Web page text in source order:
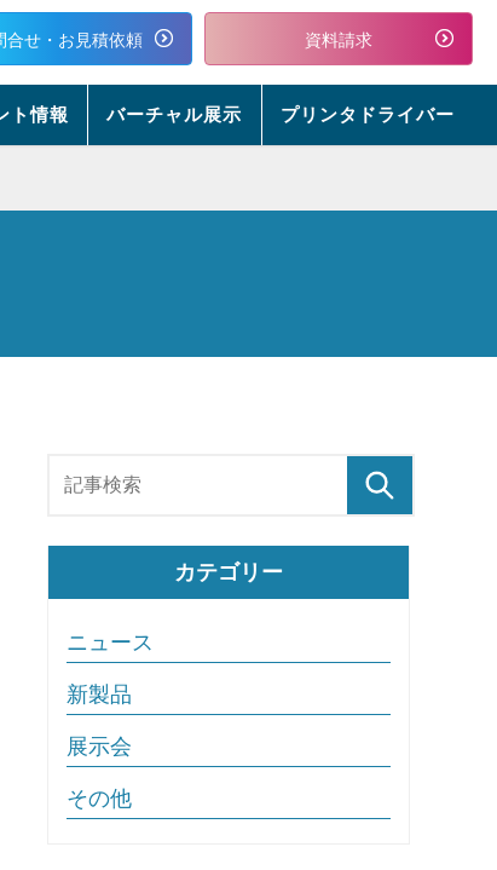
合せ・お見積依頼 資料請求
ト情報 バーチャル展示 プリンタドライバー
カテゴリー
ニュース
新製品
展示会
その他